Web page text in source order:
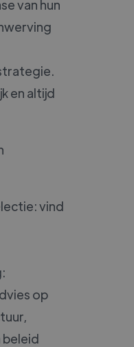
van hun
en altijd
vind
op
beleid